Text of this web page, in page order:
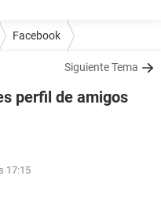
Facebook
Siguiente Tema
perfil de amigos
17:15